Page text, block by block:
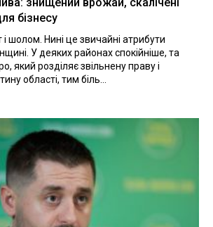
бізнесу
шолом. Нині це звичайні атрибути
У деяких районах спокійніше, та
який розділяє звільнену праву і
області, тим біль...